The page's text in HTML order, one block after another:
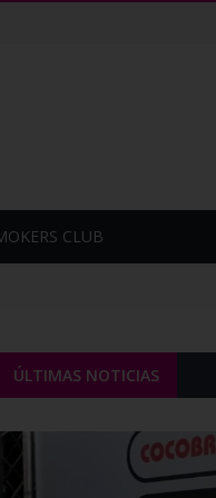
CLUB
ÚLTIMAS NOTICIAS